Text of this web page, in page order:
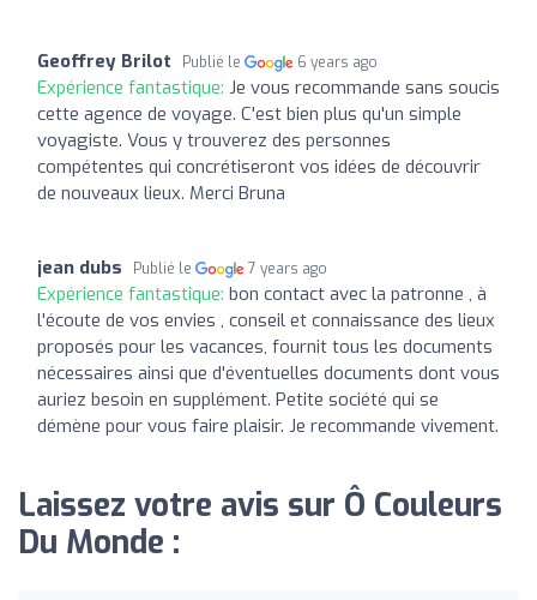
Geoffrey Brilot Publié le 6 years ago
Expérience fantastique: Je vous recommande sans soucis
cette agence de voyage. C'est bien plus qu'un simple
voyagiste. Vous y trouverez des personnes
compétentes qui concrétiseront vos idées de découvrir
de nouveaux lieux. Merci Bruna
jean dubs Publié le 7 years ago
Expérience fantastique: bon contact avec la patronne , à
l'écoute de vos envies , conseil et connaissance des lieux
proposés pour les vacances, fournit tous les documents
nécessaires ainsi que d'éventuelles documents dont vous
auriez besoin en supplément. Petite société qui se
démène pour vous faire plaisir. Je recommande vivement.
Laissez votre avis sur Ô Couleurs
Du Monde :